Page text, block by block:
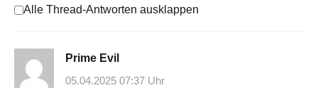
Alle Thread-Antworten ausklappen
Prime Evil
05.04.2025 07:37 Uhr